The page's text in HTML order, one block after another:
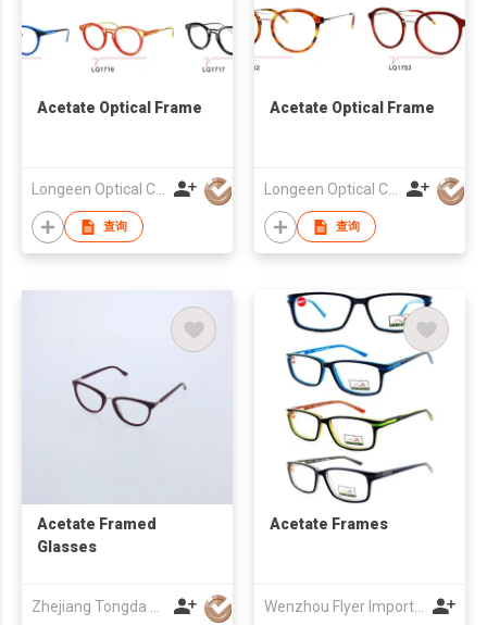
Acetate Optical Frame
Longeen Optical Co. Ltd
查询
Acetate Optical Frame
Longeen Optical Co. Ltd
查询
Acetate Framed
Glasses
Acetate Frames
Wenzhou Flyer Import and Export Co., Ltd